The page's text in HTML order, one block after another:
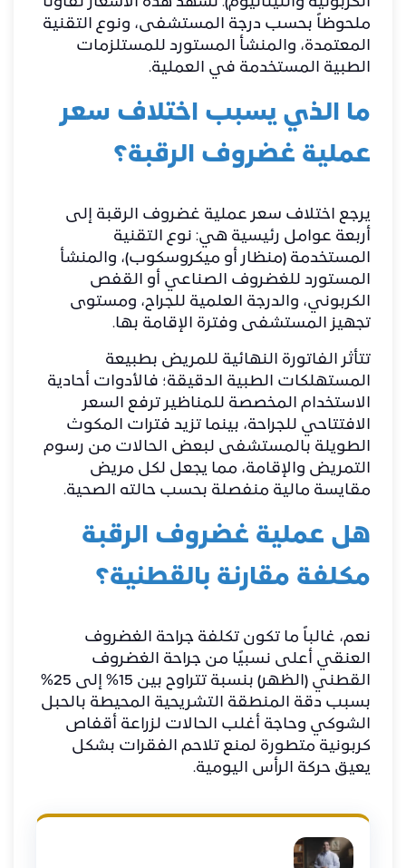
ملحوظاً بحسب درجة المستشفى، ونوع التقنية
المعتمدة، والمنشأ المستورد للمستلزمات
الطبية المستخدمة في العملية.
​ما الذي يسبب اختلاف سعر
عملية غضروف الرقبة؟
​يرجع اختلاف سعر عملية غضروف الرقبة إلى
أربعة عوامل رئيسية هي: نوع التقنية
المستخدمة (منظار أو ميكروسكوب)، والمنشأ
المستورد للغضروف الصناعي أو القفص
الكربوني، والدرجة العلمية للجراح، ومستوى
تجهيز المستشفى وفترة الإقامة بها.
​تتأثر الفاتورة النهائية للمريض بطبيعة
المستهلكات الطبية الدقيقة؛ فالأدوات أحادية
الاستخدام المخصصة للمناظير ترفع السعر
الافتتاحي للجراحة، بينما تزيد فترات المكوث
الطويلة بالمستشفى لبعض الحالات من رسوم
التمريض والإقامة، مما يجعل لكل مريض
مقايسة مالية منفصلة بحسب حالته الصحية.
​هل عملية غضروف الرقبة
مكلفة مقارنة بالقطنية؟
​نعم، غالباً ما تكون تكلفة جراحة الغضروف
العنقي أعلى نسبيًا من جراحة الغضروف
القطني (الظهر) بنسبة تتراوح بين 15% إلى 25%
بسبب دقة المنطقة التشريحية المحيطة بالحبل
الشوكي وحاجة أغلب الحالات لزراعة أقفاص
كربونية متطورة لمنع تلاحم الفقرات بشكل
يعيق حركة الرأس اليومية.